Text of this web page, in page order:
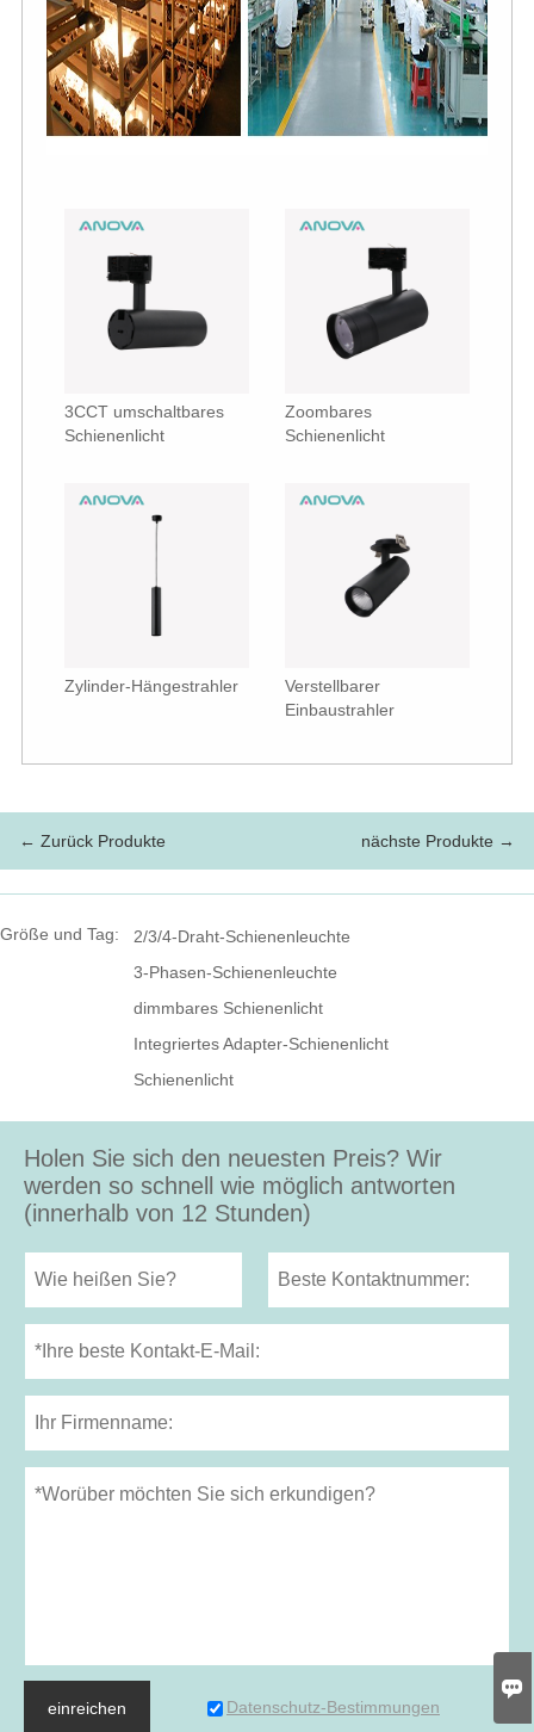
3CCT umschaltbares
Schienenlicht
Zoombares
Schienenlicht
Zylinder-Hängestrahler
Verstellbarer
Einbaustrahler
← Zurück Produkte nächste Produkte →
Größe und Tag:
2/3/4-Draht-Schienenleuchte
3-Phasen-Schienenleuchte
dimmbares Schienenlicht
Integriertes Adapter-Schienenlicht
Schienenlicht
Holen Sie sich den neuesten Preis? Wir
werden so schnell wie möglich antworten
(innerhalb von 12 Stunden)
einreichen Datenschutz-Bestimmungen
